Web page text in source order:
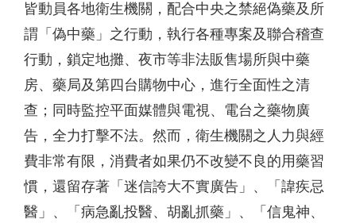
皆動員各地衛生機關，配合中央之禁絕偽藥及所
謂「偽中藥」之行動，執行各種專案及聯合稽查
行動，鎖定地攤、夜市等非法販售場所與中藥
房、藥局及第四台購物中心，進行全面性之清
查；同時監控平面媒體與電視、電台之藥物廣
告，全力打擊不法。然而，衛生機關之人力與經
費非常有限，消費者如果仍不改變不良的用藥習
慣，還留存著「迷信誇大不實廣告」、「諱疾忌
醫」、「病急亂投醫、胡亂抓藥」、「信鬼神、